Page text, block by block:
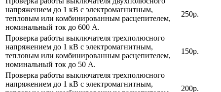
напряжением до 1 кВ с электромагнитным,
тепловым или комбинированным расцепителем,
номинальный ток до 600 А.
250р.
Проверка работы выключателя трехполюсного
напряжением до 1 кВ с электромагнитным,
тепловым или комбинированным расцепителем,
номинальный ток до 50 А.
150р.
Проверка работы выключателя трехполюсного
напряжением до 1 кВ с электромагнитным,
200р.